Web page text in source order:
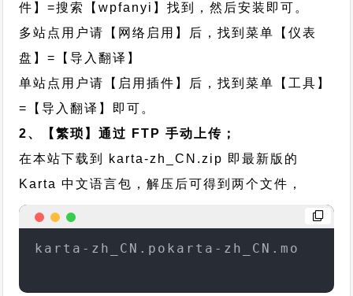
件】=搜索【wpfanyi】找到，然后安装即可。
多站点用户请【网络启用】后，找到菜单【仪表
盘】=【导入翻译】
单站点用户请【启用插件】后，找到菜单【工具】
=【导入翻译】即可。
2、【繁琐】通过 FTP 手动上传；
在本站下载到 karta-zh_CN.zip 即最新版的
Karta 中文语言包，解压后可得到两个文件，
karta-zh_CN.pokarta-zh_CN.mo